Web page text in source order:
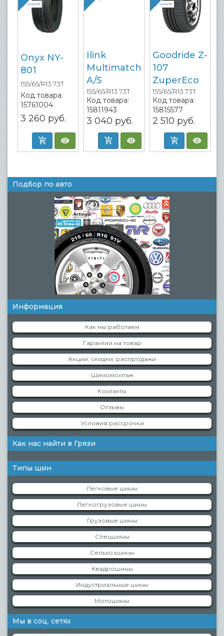
Onyx NY-
801
155/65/R13 73T
Код товара:
15761004
3 260 руб.
Ilink
Multimatch
A/S
155/65/R13 73T
Код товара:
15811943
3 040 руб.
Goodride Z-
107
ZuperEco
155/65/R13 73T
Код товара:
15815577
2 510 руб.
Подбор по авто
Информация
Как мы работаем
Гарантии на товар
Акции, скидки, распродажи
Шиномонтаж
Контакты
Отзывы
Условия рассрочки
Как нас найти в Грязи
Типы шин
Легковые шины
Легкогрузовые шины
Грузовые шины
Спецшины
Сельхозшины
Квадрошины
Индустриальные шины
Мотошины
Мы в соц. сетях